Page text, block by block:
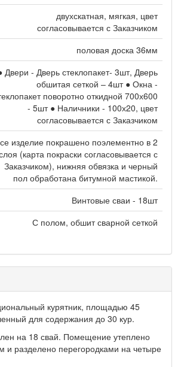
двухскатная, мягкая, цвет
согласовывается с Заказчиком
половая доска 36мм
Двери - Дверь стеклопакет- 3шт, Дверь
обшитая сеткой – 4шт ● Окна -
поворотно откидной 700х600
- 5шт ● Наличники - 100х20, цвет
согласовывается с Заказчиком
изделие покрашено поэлементно в 2
(карта покраски согласовывается с
Заказчиком), нижняя обвязка и черный
пол обработана битумной мастикой.
Винтовые сваи - 18шт
С полом, обшит сварной сеткой
курятник, площадью 45
для содержания до 30 кур.
на 18 свай. Помещение утеплено
и разделено перегородками на четыре